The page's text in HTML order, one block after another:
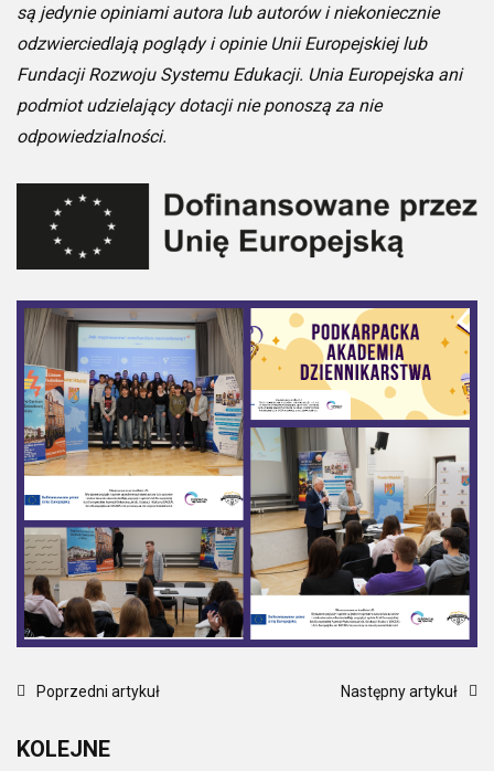
są jedynie opiniami autora lub autorów i niekoniecznie
odzwierciedlają poglądy i opinie Unii Europejskiej lub
Fundacji Rozwoju Systemu Edukacji. Unia Europejska ani
podmiot udzielający dotacji nie ponoszą za nie
odpowiedzialności.
Poprzedni artykuł Następny artykuł
KOLEJNE